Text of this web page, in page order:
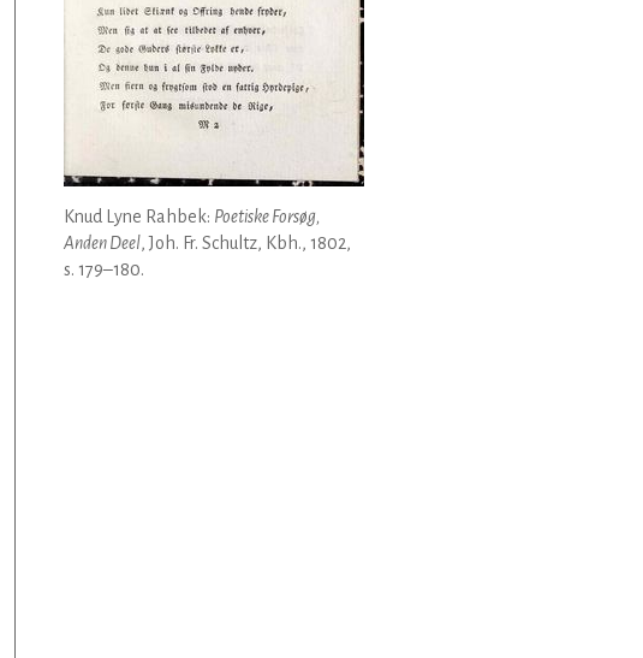
Knud Lyne Rahbek: Poetiske Forsøg,
Anden Deel, Joh. Fr. Schultz, Kbh., 1802,
s. 179–180.